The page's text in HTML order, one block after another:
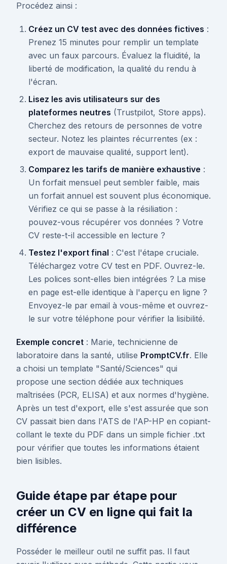
Procédez ainsi :
Créez un CV test avec des données fictives :
Prenez 15 minutes pour remplir un template
avec un faux parcours. Évaluez la fluidité, la
liberté de modification, la qualité du rendu à
l'écran.
Lisez les avis utilisateurs sur des
plateformes neutres (Trustpilot, Store apps).
Cherchez des retours de personnes de votre
secteur. Notez les plaintes récurrentes (ex :
export de mauvaise qualité, support lent).
Comparez les tarifs de manière exhaustive :
Un forfait mensuel peut sembler faible, mais
un forfait annuel est souvent plus économique.
Vérifiez ce qui se passe à la résiliation :
pouvez-vous récupérer vos données ? Votre
CV reste-t-il accessible en lecture ?
Testez l'export final : C'est l'étape cruciale.
Téléchargez votre CV test en PDF. Ouvrez-le.
Les polices sont-elles bien intégrées ? La mise
en page est-elle identique à l'aperçu en ligne ?
Envoyez-le par email à vous-même et ouvrez-
le sur votre téléphone pour vérifier la lisibilité.
Exemple concret : Marie, technicienne de
laboratoire dans la santé, utilise PromptCV.fr. Elle
a choisi un template "Santé/Sciences" qui
propose une section dédiée aux techniques
maîtrisées (PCR, ELISA) et aux normes d'hygiène.
Après un test d'export, elle s'est assurée que son
CV passait bien dans l'ATS de l'AP-HP en copiant-
collant le texte du PDF dans un simple fichier .txt
pour vérifier que toutes les informations étaient
bien lisibles.
Guide étape par étape pour
créer un CV en ligne qui fait la
différence
Posséder le meilleur outil ne suffit pas. Il faut